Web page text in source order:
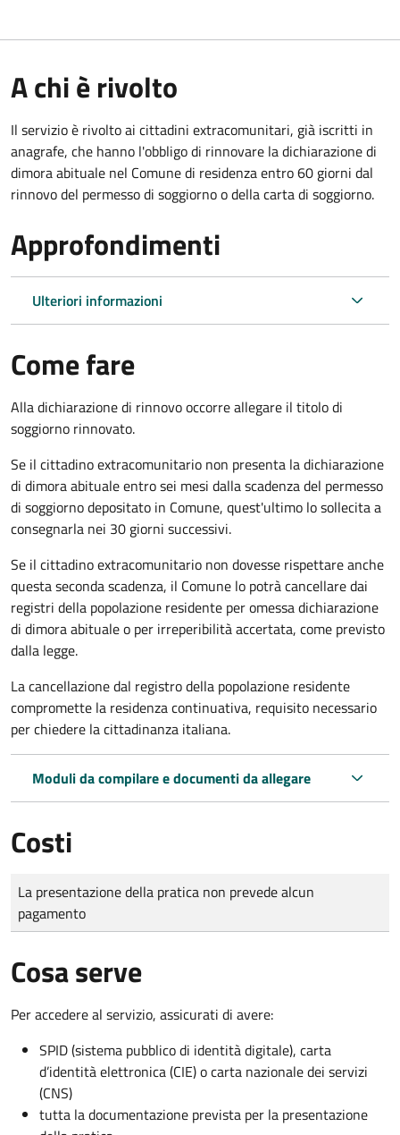
A chi è rivolto
Il servizio è rivolto ai cittadini extracomunitari, già iscritti in
anagrafe, che hanno l'obbligo di rinnovare la dichiarazione di
dimora abituale nel Comune di residenza entro 60 giorni dal
rinnovo del permesso di soggiorno o della carta di soggiorno.
Approfondimenti
Ulteriori informazioni
Come fare
Alla dichiarazione di rinnovo occorre allegare il titolo di
soggiorno rinnovato.
Se il cittadino extracomunitario non presenta la dichiarazione
di dimora abituale entro sei mesi dalla scadenza del permesso
di soggiorno depositato in Comune, quest'ultimo lo sollecita a
consegnarla nei 30 giorni successivi.
Se il cittadino extracomunitario non dovesse rispettare anche
questa seconda scadenza, il Comune lo potrà cancellare dai
registri della popolazione residente per omessa dichiarazione
di dimora abituale o per irreperibilità accertata, come previsto
dalla legge.
La cancellazione dal registro della popolazione residente
compromette la residenza continuativa, requisito necessario
per chiedere la cittadinanza italiana.
Moduli da compilare e documenti da allegare
Costi
Tipo di pagamento
Importo
La presentazione della pratica non prevede alcun
pagamento
Cosa serve
Per accedere al servizio, assicurati di avere:
SPID (sistema pubblico di identità digitale), carta
d’identità elettronica (CIE) o carta nazionale dei servizi
(CNS)
tutta la documentazione prevista per la presentazione